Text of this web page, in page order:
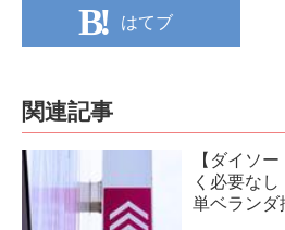
はてブ
関連記事
【ダイソ
く必要な
単ベランダ